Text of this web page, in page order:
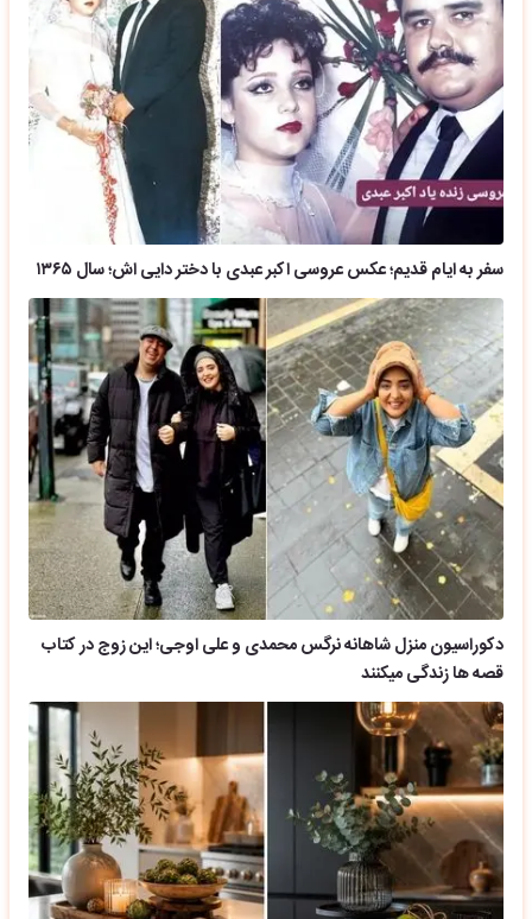
سفر به ایام قدیم؛ عکس عروسی اکبر عبدی با دختر دایی اش؛ سال ۱۳۶۵
دکوراسیون منزل شاهانه نرگس محمدی و علی اوجی؛ این زوج در کتاب
قصه ها زندگی میکنند